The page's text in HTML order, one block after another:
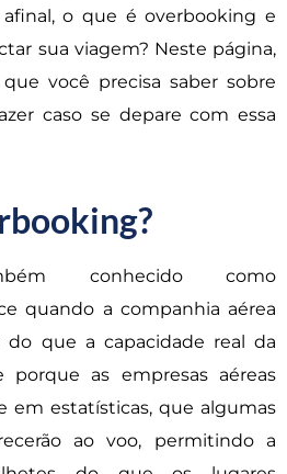
afinal, o que é overbooking e
sua viagem? Neste página,
você precisa saber sobre
caso se depare com essa
conhecido como
quando a companhia aérea
do que a capacidade real da
porque as empresas aéreas
em estatísticas, que algumas
ao voo, permitindo a